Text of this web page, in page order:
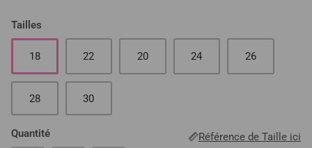
Tailles
18 22 20 24 26
28 30
Quantité Référence de Taille ici